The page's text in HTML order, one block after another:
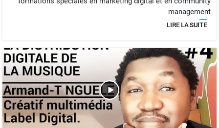
management
LIRE LA SUITE